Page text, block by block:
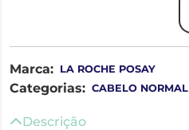
Marca: LA ROCHE POSAY
Categorias: CABELO NORMAL
Descrição